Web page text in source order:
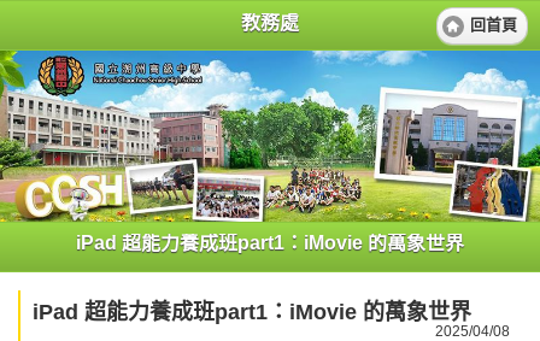
教務處 回首頁
iPad 超能力養成班part1：iMovie 的萬象世界
iPad 超能力養成班part1：iMovie 的萬象世界
2025/04/08